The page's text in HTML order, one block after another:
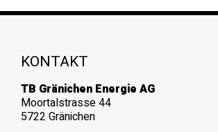
KONTAKT
TB Gränichen Energie AG
Moortalstrasse 44
5722 Gränichen